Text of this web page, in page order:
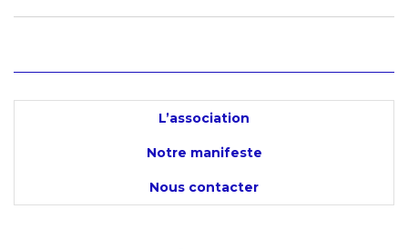
L’association
Notre manifeste
Nous contacter